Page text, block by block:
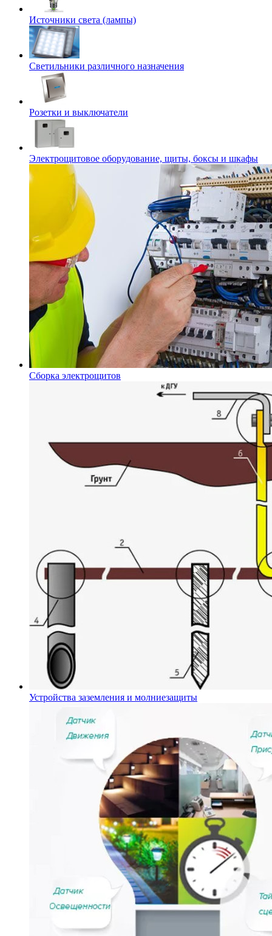
Источники света (лампы)
Светильники различного назначения
Розетки и выключатели
Электрощитовое оборудование, щиты, боксы и шкафы
Сборка электрощитов
Устройства заземления и молниезащиты